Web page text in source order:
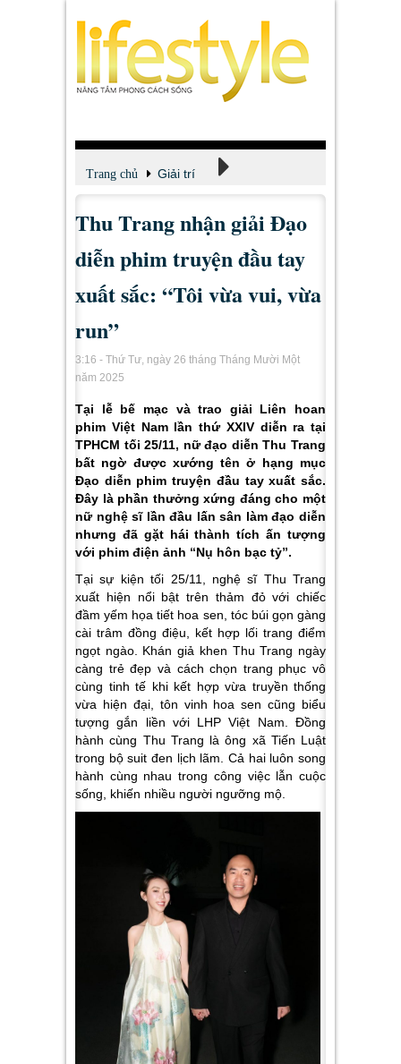
Trang chủ Giải trí
Xem - Nghe - Đọc
Thu Trang nhận giải Đạo
diễn phim truyện đầu tay
xuất sắc: “Tôi vừa vui, vừa
run”
3:16 - Thứ Tư, ngày 26 tháng Tháng Mười Một
năm 2025
Tại lễ bế mạc và trao giải Liên hoan
phim Việt Nam lần thứ XXIV diễn ra tại
TPHCM tối 25/11, nữ đạo diễn Thu Trang
bất ngờ được xướng tên ở hạng mục
Đạo diễn phim truyện đầu tay xuất sắc.
Đây là phần thưởng xứng đáng cho một
nữ nghệ sĩ lần đầu lấn sân làm đạo diễn
nhưng đã gặt hái thành tích ấn tượng
với phim điện ảnh “Nụ hôn bạc tỷ”.
Tại sự kiện tối 25/11, nghệ sĩ Thu Trang
xuất hiện nổi bật trên thảm đỏ với chiếc
đầm yếm họa tiết hoa sen, tóc búi gọn gàng
cài trâm đồng điệu, kết hợp lối trang điểm
ngọt ngào. Khán giả khen Thu Trang ngày
càng trẻ đẹp và cách chọn trang phục vô
cùng tinh tế khi kết hợp vừa truyền thống
vừa hiện đại, tôn vinh hoa sen cũng biểu
tượng gắn liền với LHP Việt Nam. Đồng
hành cùng Thu Trang là ông xã Tiến Luật
trong bộ suit đen lịch lãm. Cả hai luôn song
hành cùng nhau trong công việc lẫn cuộc
sống, khiến nhiều người ngưỡng mộ.